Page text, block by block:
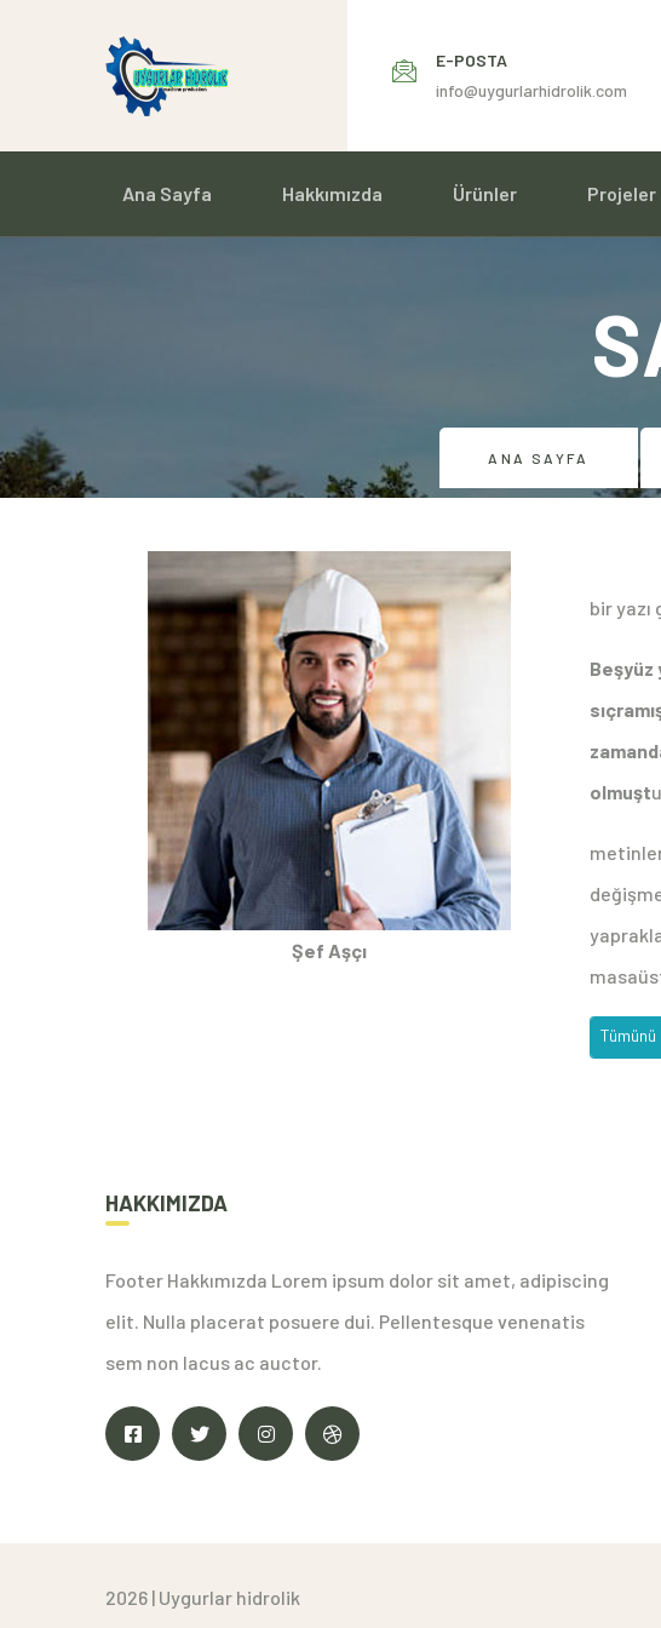
E-POSTA
info@uygurlarhidrolik.com
Ana Sayfa Hakkımızda Ürünler Projeler
ANA SAYFA
Şef Aşçı
bir yazı
Beşyüz
olmuşt
metinler
HAKKIMIZDA
Footer Hakkımızda Lorem ipsum dolor sit amet, adipiscing
elit. Nulla placerat posuere dui. Pellentesque venenatis
sem non lacus ac auctor.
2026 | Uygurlar hidrolik